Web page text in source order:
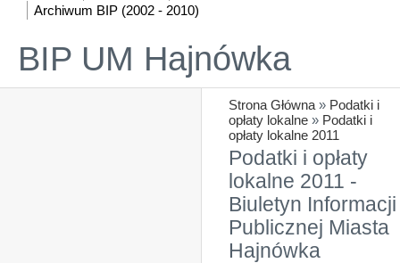
Archiwum BIP (2002 - 2010)
BIP UM Hajnówka
Strona Główna » Podatki i
opłaty lokalne » Podatki i
opłaty lokalne 2011
Podatki i opłaty
lokalne 2011 -
Biuletyn Informacji
Publicznej Miasta
Hajnówka